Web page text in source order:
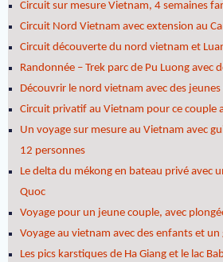
Circuit sur mesure Vietnam, 4 semaines
Circuit Nord Vietnam avec extension au
Circuit découverte du nord vietnam et
Randonnée – Trek parc de Pu Luong avec
Découvrir le nord vietnam avec des
Circuit privatif au Vietnam pour ce couple
Un voyage sur mesure au Vietnam avec
12 personnes
Le delta du mékong en bateau privé avec
Quoc
Voyage pour un jeune couple, avec
Voyage au vietnam avec des enfants et un
Les pics karstiques de Ha Giang et le lac